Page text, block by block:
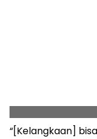
“[Kelangkaan]